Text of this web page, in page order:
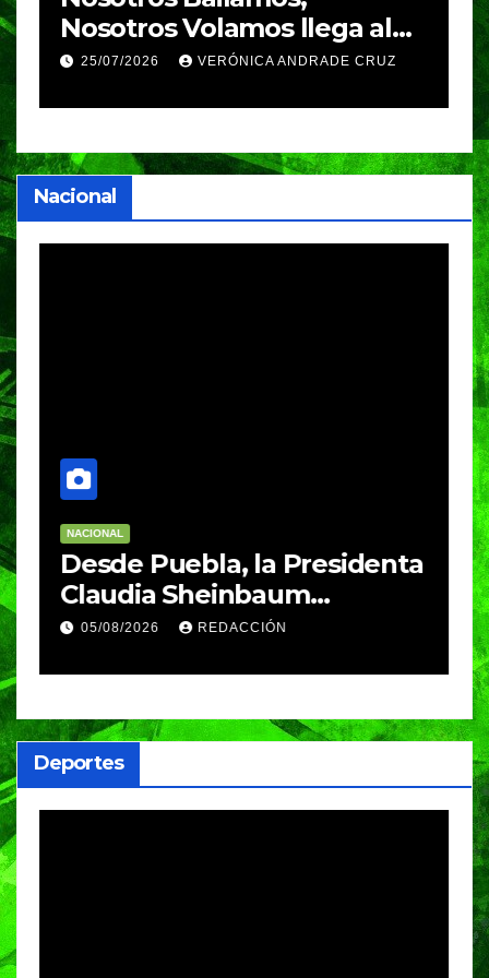
Nosotros Volamos llega al
GIFF
25/07/2026 VERÓNICA ANDRADE CRUZ
Nacional
NACIONAL
Desde Puebla, la Presidenta
Claudia Sheinbaum
arrancará la Jornada
05/08/2026 REDACCIÓN
Deportes